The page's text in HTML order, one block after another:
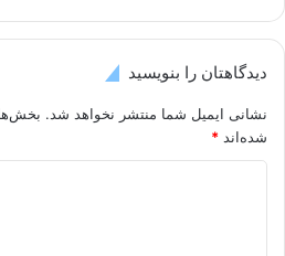
دیدگاهتان را بنویسید
نشانی ایمیل شما منتشر نخواهد شد.
شده‌اند *